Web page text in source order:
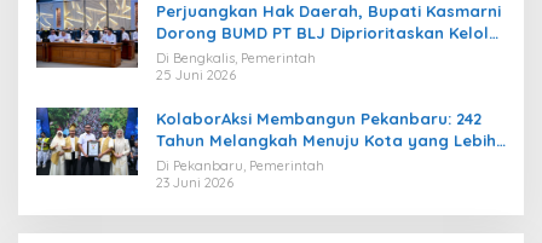
Perjuangkan Hak Daerah, Bupati Kasmarni
Dorong BUMD PT BLJ Diprioritaskan Kelola
Migas
Di Bengkalis, Pemerintah
25 Juni 2026
KolaborAksi Membangun Pekanbaru: 242
Tahun Melangkah Menuju Kota yang Lebih
Maju
Di Pekanbaru, Pemerintah
23 Juni 2026